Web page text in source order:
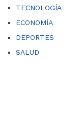
TECNOLOGÍA
ECONOMÍA
DEPORTES
SALUD